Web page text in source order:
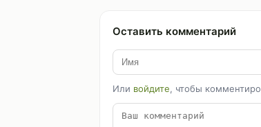
Оставить комментарий
Или войдите, чтобы